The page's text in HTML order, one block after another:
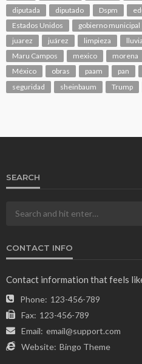
diputada
diputado Dspm
Estados Unidos
gobierno municipal
juarez
juárez limpieza
Maru Campos
mexico morena
México
obras paam pan
seguridad
sheinbaum Trump
SEARCH
CONTACT INFO
Contact information that feels
Phone: 123-456-789
Fax: 123-456-789
Email: email@support.com
Website: Bingo Theme